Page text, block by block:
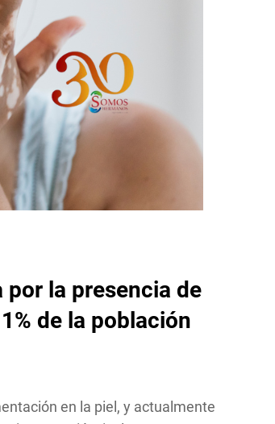
la presencia de
de la población
en la piel, y actualmente